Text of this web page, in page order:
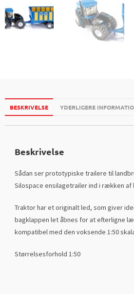
BESKRIVELSE YDERLIGERE
Beskrivelse
Sådan ser prototypiske trailere til
Silospace ensilagetrailer ind i rækken af
Traktor har et originalt led, som giver
bagklappen let åbnes for at efterligne
kompatibel med den voksende 1:50
Størrelsesforhold 1:50